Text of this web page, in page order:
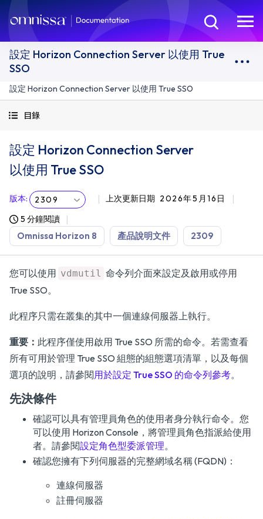
設定 Horizon Connection Server 以使用 True
SSO
設定 Horizon Connection Server 以使用 True SSO
目錄
設定 Horizon Connection Server
以使用 True SSO
版本: 2309 上次更新日期 2026年5月16日
5 分鐘閱讀
Omnissa Horizon 8 產品說明文件 2309
您可以使用 vdmutil 命令列介面來設定及啟用或停用
True SSO。
此程序只需在叢集的其中一個連線伺服器上執行。
重要： 此程序僅使用啟用 True SSO 所需的命令。若需查看
所有可用於管理 True SSO 組態的組態選項清單，以及每個
選項的說明，請參閱用於設定 True SSO 的命令列參考。
先決條件
確認可以具有管理員角色的使用者身分執行命令。您
可以使用 Horizon Console，將管理員角色指派給使用
者。請參閱設定角色型委派管理。
確認您擁有下列伺服器的完整網域名稱 (FQDN)：
連線伺服器
註冊伺服器